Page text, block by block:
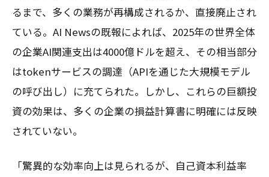
るまで、多くの業務が再構成されるか、直接廃止され
ている。AI Newsの既報によれば、2025年の世界全体
の企業AI関連支出は4000億ドルを超え、その相当部分
はtokenサービスの調達（APIを通じた大規模モデル
の呼び出し）に充てられた。しかし、これらの巨額投
資の効果は、多くの企業の損益計算書に明確には反映
されていない。
「驚異的な効率向上は見られるが、自己資本利益率